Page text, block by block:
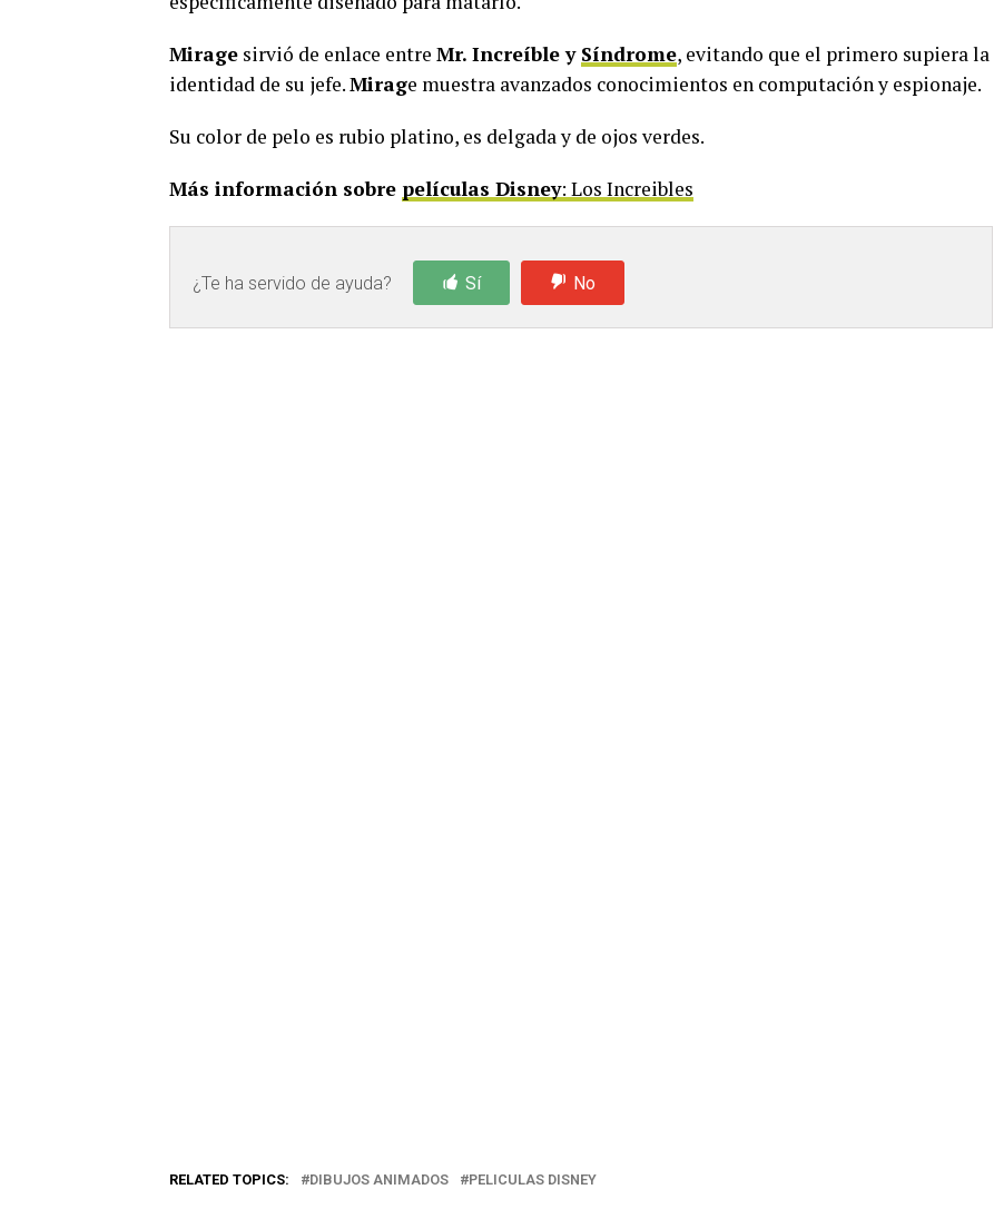
Mirage sirvió de enlace entre Mr. Increíble y Síndrome, evitando que el primero supiera la
identidad de su jefe.Mirage muestra avanzados conocimientos en computación y espionaje.
Su color de pelo es rubio platino, es delgada y de ojos verdes.
Más información sobre películas Disney: Los Increibles
¿Te ha servido de ayuda? Sí No
RELATED TOPICS: DIBUJOS ANIMADOS PELICULAS DISNEY